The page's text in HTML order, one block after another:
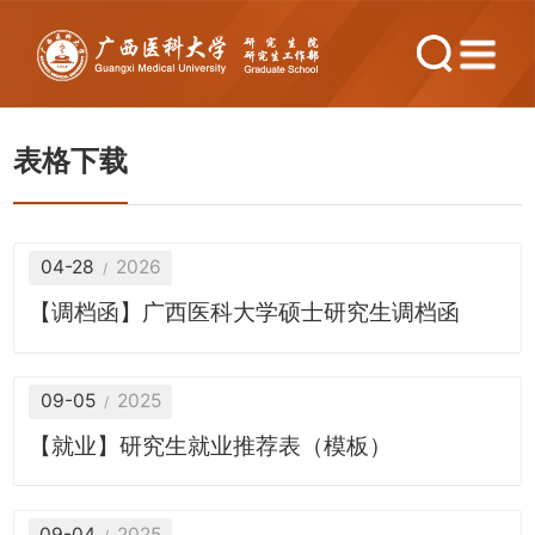
表格下载
04-28 2026
【调档函】广西医科大学硕士研究生调档函
09-05 2025
【就业】研究生就业推荐表（模板）